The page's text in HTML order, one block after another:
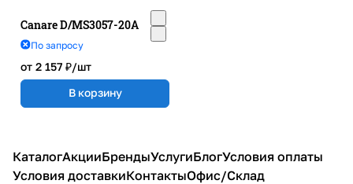
Canare D/MS3057-20A
По запросу
от 2 157 ₽/шт
В корзину
КаталогАкцииБрендыУслугиБлогУсловия оплаты
Условия доставкиКонтактыОфис/Склад